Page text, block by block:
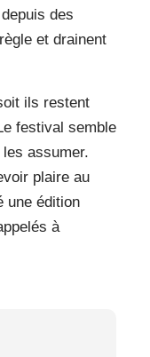
des
et drainent
ils restent
festival semble
assumer.
plaire au
une édition
à